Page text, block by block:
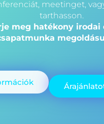
meetinget,
tarthasson.
meg hatékony irodai